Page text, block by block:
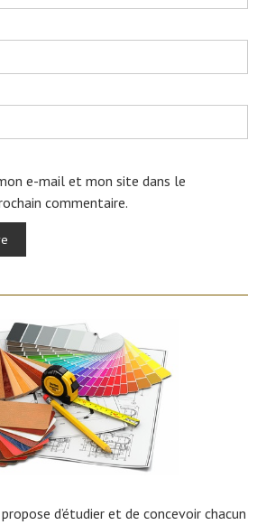
e-mail et mon site dans le
commentaire.
d’étudier et de concevoir chacun